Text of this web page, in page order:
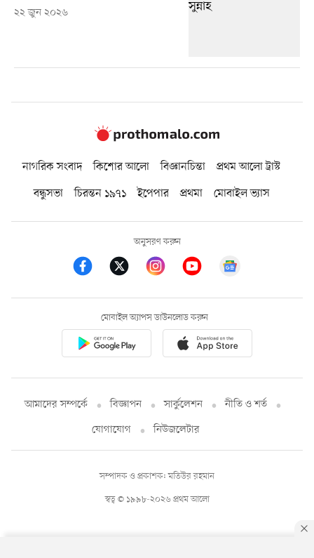
২২ জুন ২০২৬
নাগরিক সংবাদ কিশোর আলো বিজ্ঞানচিন্তা
প্রথম আলো ট্রাস্ট
বন্ধুসভা
চিরন্তন ১৯৭১ ইপেপার প্রথমা মোবাইল ভ্যাস
অনুসরণ করুন
মোবাইল অ্যাপস ডাউনলোড করুন
আমাদের সম্পর্কে বিজ্ঞাপন সার্কুলেশন
নীতি ও শর্ত
যোগাযোগ
নিউজলেটার
স্বত্ব © ১৯৯৮-২০২৬ প্রথম আলো
সম্পাদক ও প্রকাশক: মতিউর রহমান